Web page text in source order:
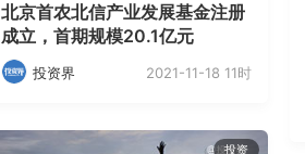
北京首农北信产业发展基金注册
成立，首期规模20.1亿元
投资界 2021-11-18 11时
投资